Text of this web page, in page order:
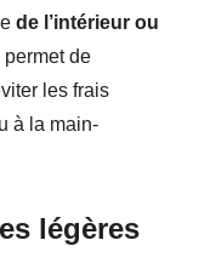
de l’intérieur ou
de
les frais
à la main-
légères